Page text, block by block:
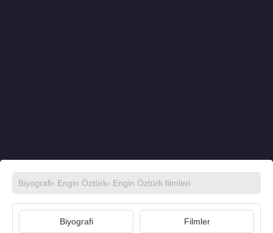
Biyografi› Engin Öztürk› Engin Öztürk filmleri
Biyografi Filmler